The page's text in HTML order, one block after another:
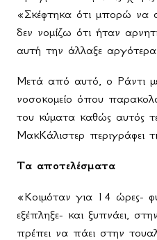
«Σκέφτηκα ότι μπορώ να
δεν νομίζω ότι ήταν
αυτή την άλλαξε
Μετά από αυτό, ο Ράντι
νοσοκομείο όπου
του κύματα καθώς αυτός
ΜακΚάλιστερ περιγράφει
Τα αποτελέσματα
«Κοιμόταν για 14 ώρες-
εξέπληξε- και ξυπνάει,
πρέπει να πάει στην